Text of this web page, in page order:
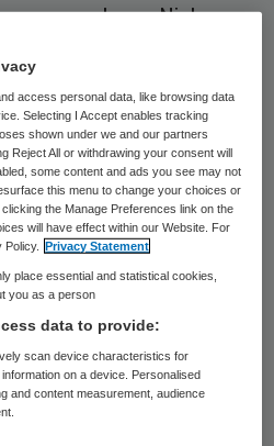
ex-verpleger Niels
Oldenburg (bij Bremen)
de 41-jarige
in een kliniek in
een kliniek in
gebracht te
zes moorden een
uit.
zou zwaar zieke
met
access personal data, like browsing data
Selecting I Accept enables tracking
shown under we and our partners
Reject All or withdrawing your consent will
some content and ads you see may not
this menu to change your choices or
the Manage Preferences link on the
will have effect within our Website. For
Policy.
Privacy Statement
place essential and statistical cookies,
you as a person
data to provide:
scan device characteristics for
on a device. Personalised
and content measurement, audience